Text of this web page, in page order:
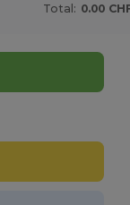
Total: 0.00